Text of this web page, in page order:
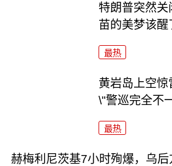
特朗普突然
苗的美梦该醒
最热
黄岩岛上空
\"警巡完全不
最热
赫梅利尼茨基7小时殉爆，乌